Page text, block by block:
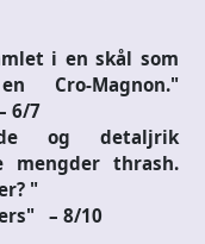
i en skål som
Magnon."
6/7
og detaljrik
mengder thrash.
"
– 8/10